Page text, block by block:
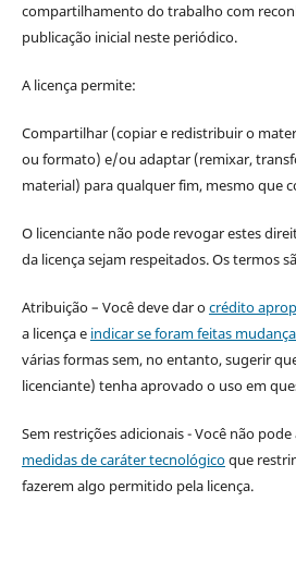
compartilhamento do trabalho com
publicação inicial neste periódico.
A licença permite:
Compartilhar (copiar e redistribuir o
ou formato) e/ou adaptar (remixar,
material) para qualquer fim, mesmo que
O licenciante não pode revogar estes
da licença sejam respeitados. Os termos
Atribuição – Você deve dar ocrédito
a licença e indicar se foram feitas
várias formas sem, no entanto, sugerir
licenciante) tenha aprovado o uso em
Sem restrições adicionais - Você não
medidas de caráter tecnológicoque
fazerem algo permitido pela licença.